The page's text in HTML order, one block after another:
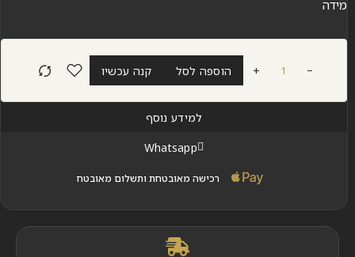
מידה
+ הוספה לסל קנה עכשיו
למידע נוסף
Whatsapp
רכישה מאובטחת ותשלום מאובטח